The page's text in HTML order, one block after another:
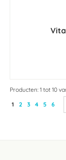
Producten: 1 tot 10
Pagina
U lees momenteel
1 Pagina
2 Pagina
3 Pagina
4 Pagina
5 6